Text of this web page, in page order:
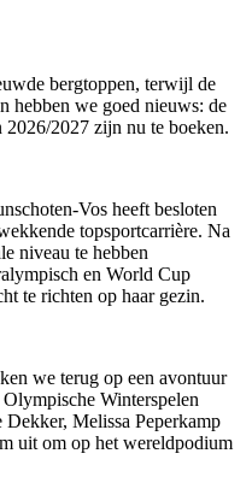
bergtoppen, terwijl de
hebben we goed nieuws: de
2026/2027 zijn nu te boeken.
Vos heeft besloten
topsportcarrière. Na
niveau te hebben
en World Cup
te richten op haar gezin.
we terug op een avontuur
Winterspelen
Melissa Peperkamp
uit om op het wereldpodium